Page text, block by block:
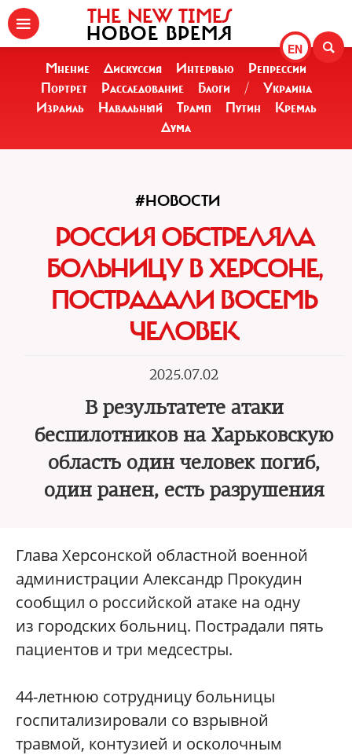
EN
THE NEW TIMES
НОВОЕ ВРЕМЯ
Мнение Дискуссия Интервью
Репрессии
Портрет
Расследование Блоги /
Украина
Израиль
Навальный Трамп Путин
Кремль
Дума
#НОВОСТИ
РОССИЯ ОБСТРЕЛЯЛА
БОЛЬНИЦУ В ХЕРСОНЕ,
ПОСТРАДАЛИ ВОСЕМЬ
ЧЕЛОВЕК
2025.07.02
В результатете атаки
беспилотников на Харьковскую
область один человек погиб,
один ранен, есть разрушения
Глава Херсонской областной военной
администрации Александр Прокудин
сообщил о российской атаке на одну
из городских больниц. Пострадали пять
пациентов и три медсестры.
44-летнюю сотрудницу больницы
госпитализировали со взрывной
травмой, контузией и осколочным